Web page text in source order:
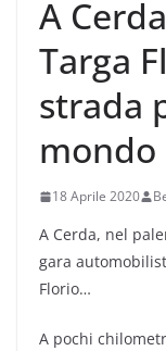
A
Targa
strada
mondo
18 Aprile 2020
A Cerda, nel
gara
Florio…
A pochi